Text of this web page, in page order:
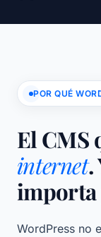
POR QUÉ
El CMS
internet.
importa
WordPress no